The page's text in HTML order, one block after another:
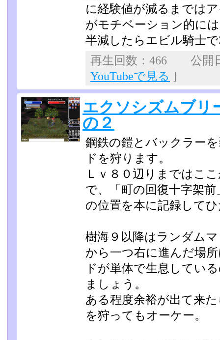
に経験値が減るまでは
がモチベーション的に
半減したらエビル騎士
再生回数：466 公開
YouTubeで見る ]
エクソシズムブ
の２
鋼鉄の鎧とバックラー
ドを狩ります。
Ｌｖ８０辺りまではこ
で、「町の回復十字架
の位置を本に記録して
樹海９以降はランダム
から一つ右に進んだ場
ドが単体で生息してい
ましょう。
ある程度余裕が出て来
を狩ってもオーケー。